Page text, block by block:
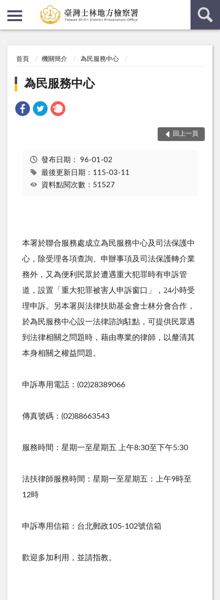
首頁 機關簡介 為民服務中心
為民服務中心
回上一頁
發布日期： 96-01-02
最後更新日期：115-03-11
資料點閱次數：51527
本署於聯合服務處成立為民服務中心及司法保護中
心，除受理各項查詢、申辦事項及司法保護轉介業
務外，又為便利民眾於遭遇重大犯罪時有申訴管
道，設置「重大犯罪被害人申訴窗口」，24小時受
理申訴。另本署與法律扶助基金會士林分會合作，
於為民服務中心設一法律諮詢駐點，可提供民眾遇
到法律相關之問題時，藉由專業的律師，以釐清其
本身相關之權益問題。
申訴專用電話： (02)28389066
傳真號碼： (02)88663543
服務時間：星期一至星期五 上午8:30至下午5:30
法扶律師服務時間：星期一至星期五：上午9時至
12時
申訴專用信箱：台北郵政105-102號信箱
歡迎多加利用，並請指教。